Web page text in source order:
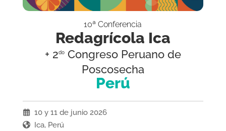
10ª Conferencia
Redagrícola Ica
+ 2doCongreso Peruano de
Poscosecha
Perú
10 y 11 de junio 2026
Ica, Perú